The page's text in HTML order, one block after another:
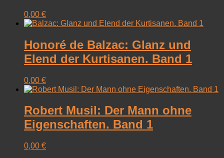
0,00 €
Honoré de Balzac: Glanz und
Elend der Kurtisanen. Band 1
0,00 €
Robert Musil: Der Mann ohne
Eigenschaften. Band 1
0,00 €